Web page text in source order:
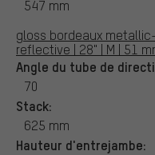
547 mm
gloss bordeaux
reflective | 28" | M | 51
Angle du tube de
70
Stack:
625 mm
Hauteur d'entrejambe: